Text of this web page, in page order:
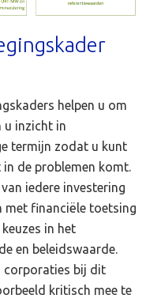
helpen u om
u inzicht in
termijn zodat u kunt
de problemen komt.
iedere investering
met financiële toetsing
in het
en beleidswaarde.
corporaties bij dit
kritisch mee te